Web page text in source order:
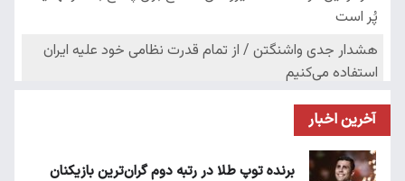
آخرین اخبار
برنده توپ طلا در رتبه دوم گران‌ترین بازیکنان